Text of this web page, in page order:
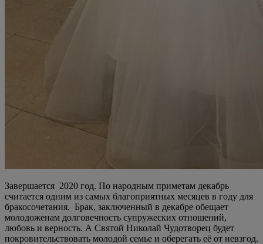
Завершается 2020 год. По народным приметам декабрь
считается одним из самых благоприятных месяцев в году для
бракосочетания. Брак, заключенный в декабре обещает
молодоженам долговечность супружеских отношений,
любовь и верность. А Святой Николай Чудотворец будет
покровительствовать молодой семье и оберегать её от невзгод.